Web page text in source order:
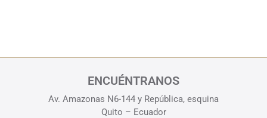
ENCUÉNTRANOS
Av. Amazonas N6-144 y República, esquina
Quito – Ecuador